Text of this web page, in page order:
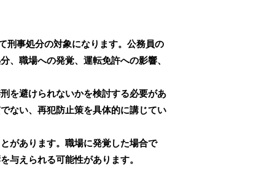
刑事処分の対象になります。公務員の
、職場への発覚、運転免許への影響、
を避けられないかを検討する必要があ
ない、再犯防止策を具体的に講じてい
があります。職場に発覚した場合で
与えられる可能性があります。